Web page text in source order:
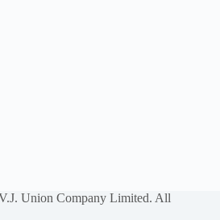
Union Company Limited. All